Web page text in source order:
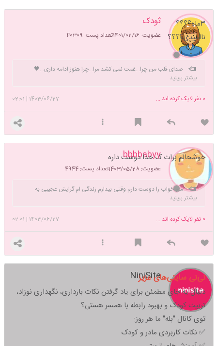
ثودک
عضویت: 1401/02/16 تعداد پست: 40309
۳ماه؟؟؟؟
ناامیدی؟؟؟؟
صدای قلب من چرا...غمت نمی کشد مرا...چرا هنوز ادامه داری...🖤
بیشتر ببینید
1403/06/27
|
02:01 0 نفر لایک کرده اند ...
bbbbabyy
عضویت: 1403/05/28 تعداد پست: 4944
خوشحالم برات ک خدا دوست داره
من خواب را دوست دارم وقتی بیدارم زندگی ام گرایش عجیبی به
فروپاشی دارد
بیشتر ببینید
1403/06/27
|
02:01 0 نفر لایک کرده اند ...
NiniSite
نی‌نی سایتی‌های عزیز
دنبال یه جای مطمئن برای یاد گرفتن نکات بارداری، نگهداری نوزاد،
تربیت کودک و بهبود رابطه با همسر هستی؟
توی کانال "بله" ما هر روز:
✅ نکات کاربردی مادر و کودک